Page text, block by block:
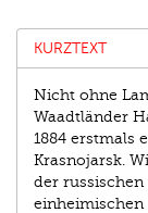
KURZTEXT
Nicht ohne
Waadtländer
1884 erstmals
Krasnojarsk.
der russischen
einheimischen